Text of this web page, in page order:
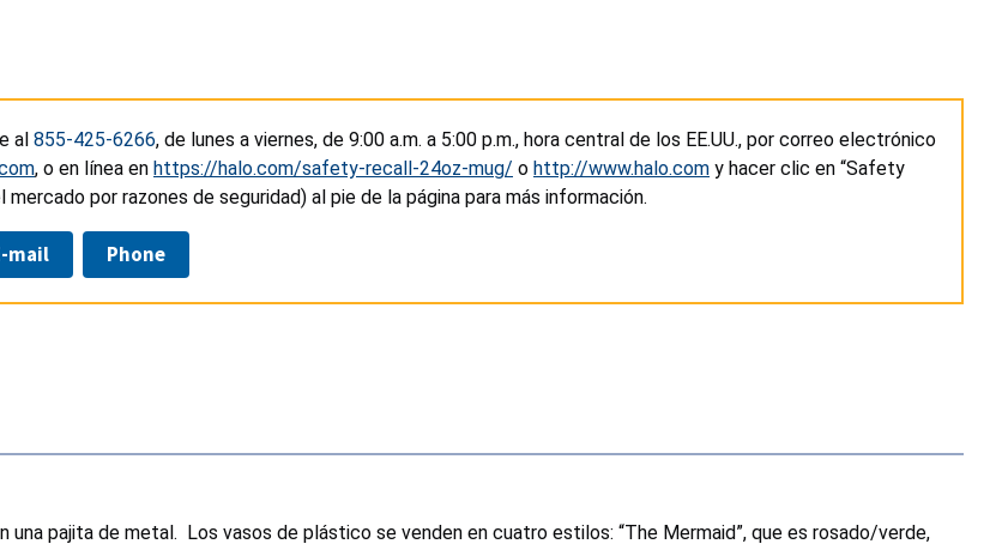
al 855-425-6266, de lunes a viernes, de 9:00 a.m. a 5:00 p.m., hora central de los EE.UU., por correo electrónico
, o en línea en https://halo.com/safety-recall-24oz-mug/ o http://www.halo.com y hacer clic en “Safety
mercado por razones de seguridad) al pie de la página para más información.
mail Phone
pajita de metal. Los vasos de plástico se venden en cuatro estilos: “The Mermaid”, que es rosado/verde,